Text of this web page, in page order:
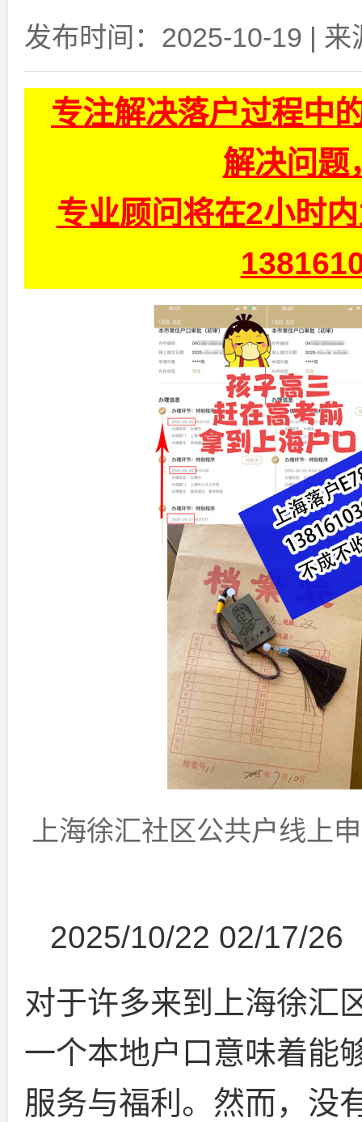
发布时间：2025-10-19 | 来
专注解决落户过程中
解决问题
专业顾问将在2小时
上海徐汇社区公共户线上
2025/10/22 02/17/26
对于许多来到上海徐汇
一个本地户口意味着能
服务与福利。然而，没